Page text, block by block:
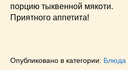
порцию тыквенной мякоти.
Приятного аппетита!
Опубликовано в категории: Блюда